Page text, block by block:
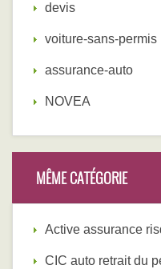
devis
voiture-sans-permis
assurance-auto
NOVEA
MÊME CATÉGORIE
Active assurance
CIC auto retrait du